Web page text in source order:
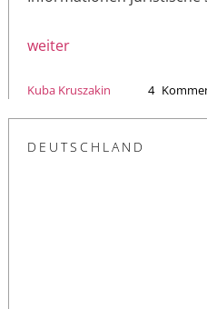
weiter
Kuba Kruszakin 4
DEUTSCHLAND